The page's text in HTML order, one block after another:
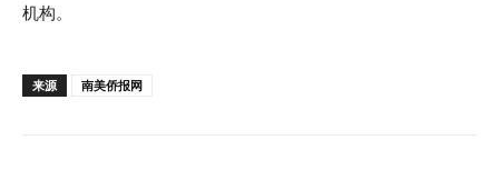
机构。
来源 南美侨报网